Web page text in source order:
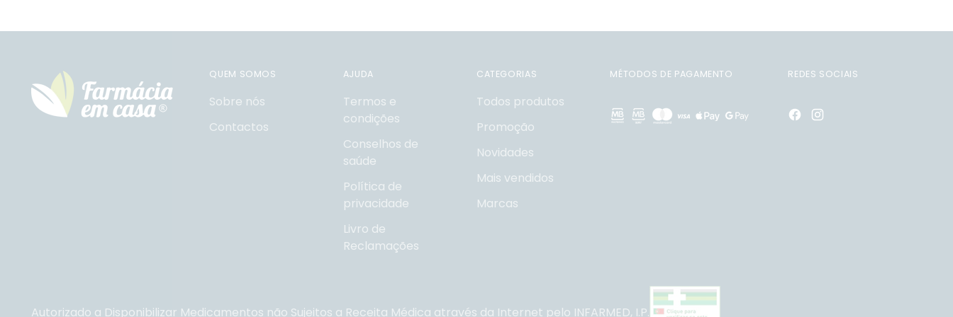
QUEM SOMOS
Sobre nós
Contactos
AJUDA
Termos e
condições
Conselhos de
saúde
Política de
privacidade
Livro de
Reclamações
CATEGORIAS
Todos produtos
Promoção
Novidades
Mais vendidos
Marcas
MÉTODOS DE PAGAMENTO REDES SOCIAIS
Autorizado a Disponibilizar Medicamentos não Sujeitos a Receita Médica através da Internet pelo INFARMED, I.P.